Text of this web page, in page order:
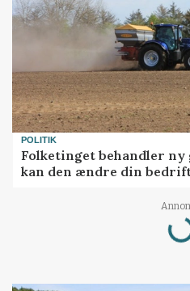
POLITIK
Folketinget behandler ny
kan den ændre din